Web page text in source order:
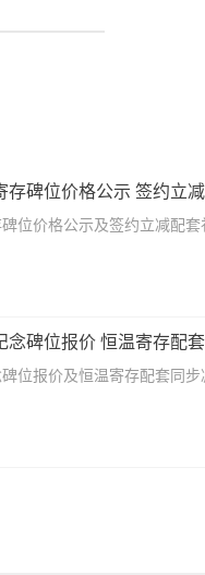
存碑位价格公示 签约立
位价格公示及签约立减配套
5063随着社会的发展和
念碑位报价 恒温寄存配
位报价及恒温寄存配套同步
5063在现代社会，人们